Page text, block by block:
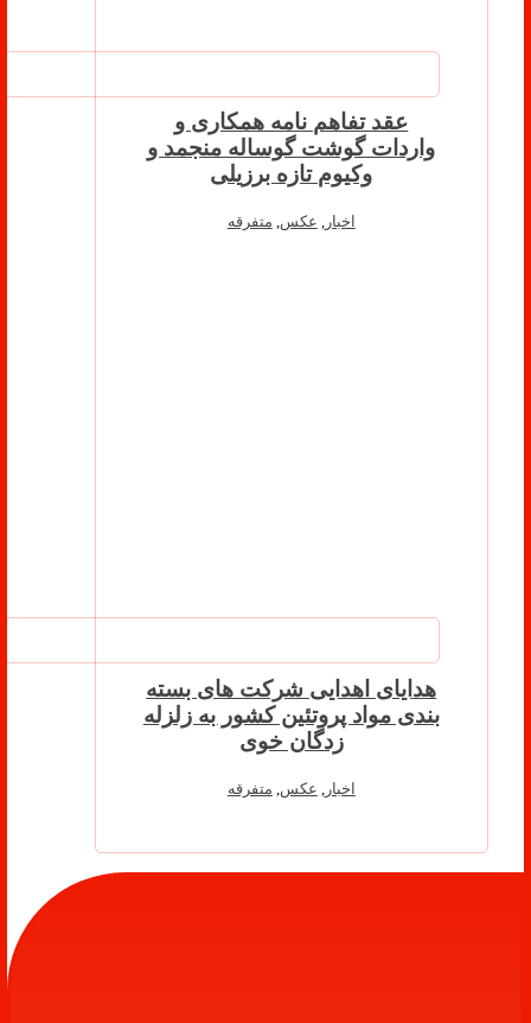
عقد تفاهم نامه همکاری و
واردات گوشت گوساله منجمد و
وکیوم تازه برزیلی
اخبار, عکس, متفرقه
هدایای اهدایی شرکت های بسته
بندی مواد پروتئین کشور به زلزله
زدگان خوی
اخبار عکس متفرقه